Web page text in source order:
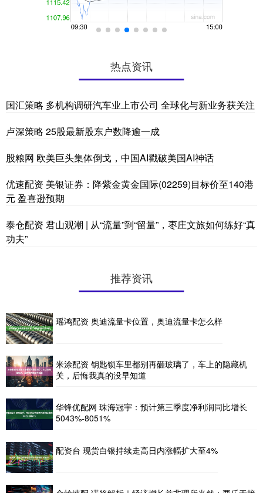
热点资讯
国汇策略 多机构调研汽车业上市公司 全球化与新业务获关注
卢深策略 25股最新股东户数降逾一成
股粮网 欧美巨头集体倒戈，中国AI戳破美国AI神话
优速配资 美银证券：降紫金黄金国际(02259)目标价至140港
元 盈喜逊预期
泰仓配资 君山观潮 | 从“流量”到“留量”，枣庄文旅如何练好“真
功夫”
推荐资讯
瑶鸿配资 奥迪流量卡位置，奥迪流量卡怎么样
米涂配资 钥匙锁车里都别再砸玻璃了，车上的隐藏机
关，后悔我真的没早知道
华锋优配网 珠海冠宇：预计第三季度净利润同比增长
5043%-8051%
配资台 现货白银持续走高日内涨幅扩大至4%